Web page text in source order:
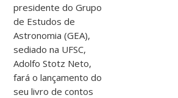
presidente do Grupo
de Estudos de
Astronomia (GEA),
sediado na UFSC,
Adolfo Stotz Neto,
fará o lançamento do
seu livro de contos